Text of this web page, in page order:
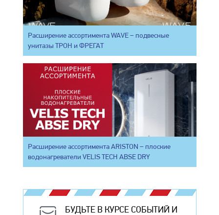
Расширение ассортимента WAVE – подвесные
унитазы ТРОН и ФРЕГАТ
Расширение ассортимента ARISTON – плоские
водонагреватели VELIS TECH ABSE DRY
БУДЬТЕ В КУРСЕ СОБЫТИЙ И